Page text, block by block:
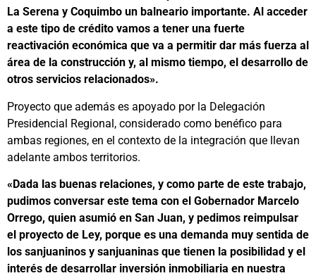
La Serena y Coquimbo un balneario importante. Al acceder
a este tipo de crédito vamos a tener una fuerte
reactivación económica que va a permitir dar más fuerza al
área de la construcción y, al mismo tiempo, el desarrollo de
otros servicios relacionados».
Proyecto que además es apoyado por la Delegación
Presidencial Regional, considerado como benéfico para
ambas regiones, en el contexto de la integración que llevan
adelante ambos territorios.
«Dada las buenas relaciones, y como parte de este trabajo,
pudimos conversar este tema con el Gobernador Marcelo
Orrego, quien asumió en San Juan, y pedimos reimpulsar
el proyecto de Ley, porque es una demanda muy sentida de
los sanjuaninos y sanjuaninas que tienen la posibilidad y el
interés de desarrollar inversión inmobiliaria en nuestra